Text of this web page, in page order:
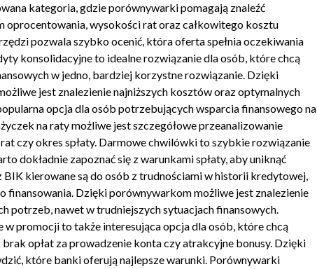
kategoria, gdzie porównywarki pomagają znaleźć
wysokości rat oraz całkowitego kosztu
pozwala szybko ocenić, która oferta spełnia oczekiwania
konsolidacyjne to idealne rozwiązanie dla osób, które chcą
w jedno, bardziej korzystne rozwiązanie. Dzięki
jest znalezienie najniższych kosztów oraz optymalnych
opcja dla osób potrzebujących wsparcia finansowego na
na raty możliwe jest szczegółowe przeanalizowanie
czy okres spłaty. Darmowe chwilówki to szybkie rozwiązanie
dokładnie zapoznać się z warunkami spłaty, aby uniknąć
kierowane są do osób z trudnościami w historii kredytowej,
Dzięki porównywarkom możliwe jest znalezienie
potrzeb, nawet w trudniejszych sytuacjach finansowych.
w promocji to także interesująca opcja dla osób, które chcą
opłat za prowadzenie konta czy atrakcyjne bonusy. Dzięki
które banki oferują najlepsze warunki. Porównywarki